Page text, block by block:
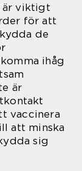
är viktigt
för att
de
ihåg
är
vaccinera
att minska
sig